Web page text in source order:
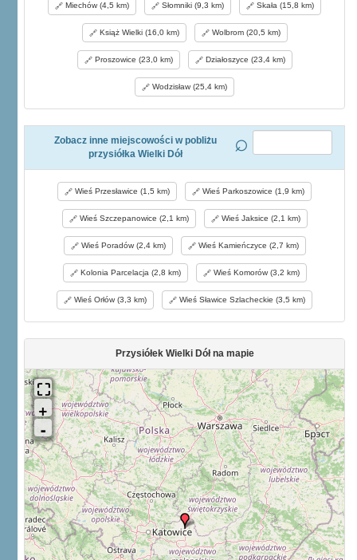
Miechów (4,5 km) Słomniki (9,3 km) Skała (15,8 km)
Książ Wielki (16,0 km) Wolbrom (20,5 km)
Proszowice (23,0 km) Działoszyce (23,4 km)
Wodzisław (25,4 km)
Zobacz inne miejscowości w pobliżu
przysiółka Wielki Dół
Wieś Przesławice (1,5 km) Wieś Parkoszowice (1,9 km)
Wieś Szczepanowice (2,1 km) Wieś Jaksice (2,1 km)
Wieś Poradów (2,4 km) Wieś Kamieńczyce (2,7 km)
Kolonia Parcelacja (2,8 km) Wieś Komorów (3,2 km)
Wieś Orłów (3,3 km) Wieś Sławice Szlacheckie (3,5 km)
Przysiółek Wielki Dół na mapie